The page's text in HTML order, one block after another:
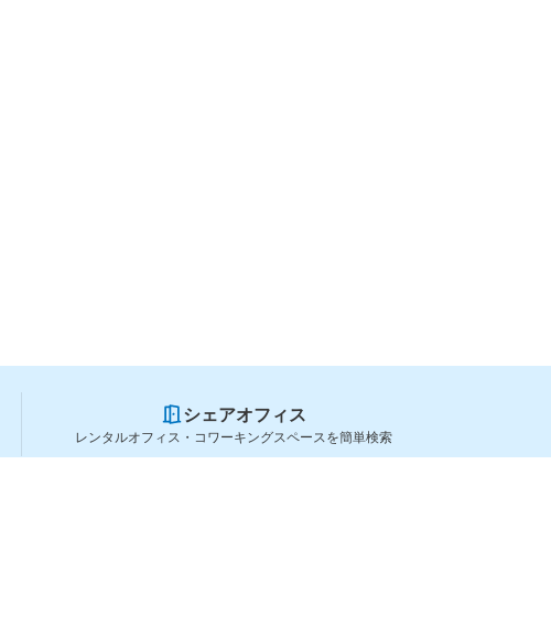
シェアオフィス
レンタルオフィス・コワーキングスペースを簡単検索